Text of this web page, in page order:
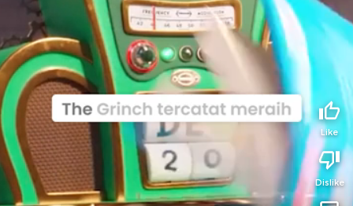
Like
Dislike
Share to
Facebook X Whatsapp Telegram
Suka video ini?
Login untuk menyampaikan pendapat.
Masuk
Tidak suka video ini?
Login untuk menyampaikan pendapat.
Masuk